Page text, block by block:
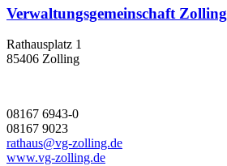
Verwaltungsgemeinschaft Zolling
Rathausplatz 1
85406 Zolling
08167 6943-0
08167 9023
rathaus@vg-zolling.de
www.vg-zolling.de